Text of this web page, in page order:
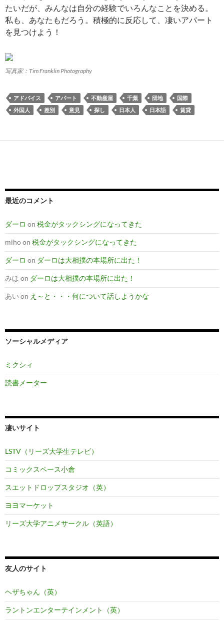
たいだが、みんなは自分の経験でいろんなことを決める。
私も、あなたもだろう。積極的に反応して、凄いアパート
を見つけよう！
写真家：Tim Franklin Photography
アドバイス アパート 不動産屋 千葉 団地
国際
外国人
差別 意見 探し 日本人 日本語 賃貸
最近のコメント
ダーロ on 税金がタックシングになってきた
mihoon 税金がタックシングになってきた
ダーロ on ダーロは大相撲の本場所に出た！
みほ on ダーロは大相撲の本場所に出た！
あい on え～と・・・何について話しようかな
ソーシャルメディア
ミクシィ
読書メーター
凄いサイト
LSTV（リーズ大学生テレビ）
コミックスペース小倉
スエットドロップスタジオ（英）
ヨヨマーケット
リーズ大学アニメサークル（英語）
友人のサイト
ヘザちゃん（英）
ラントンエンターテインメント（英）